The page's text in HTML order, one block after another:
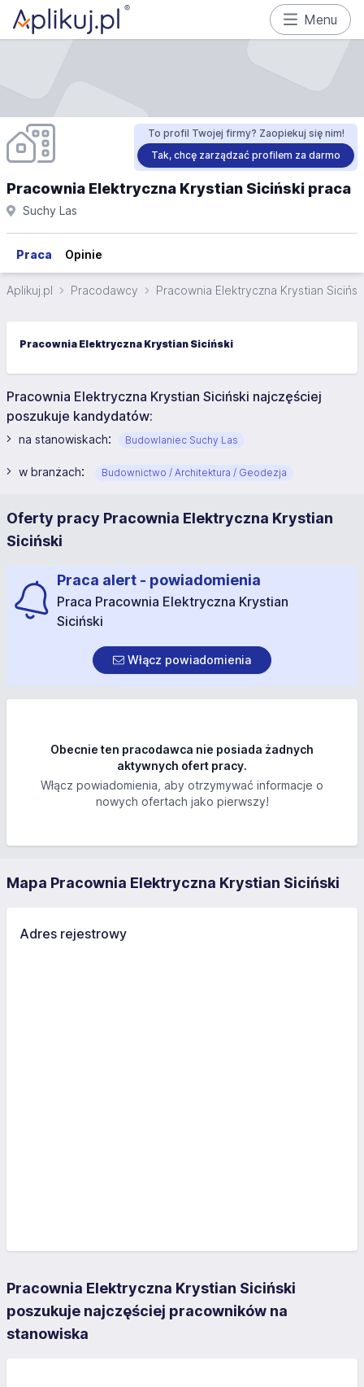
Menu
To profil Twojej firmy? Zaopiekuj się nim!
Tak, chcę zarządzać profilem za darmo
Pracownia Elektryczna Krystian Siciński praca
Suchy Las
Praca Opinie
Aplikuj.pl Pracodawcy Pracownia Elektryczna Krystian
Pracownia Elektryczna Krystian Siciński
Pracownia Elektryczna Krystian Siciński najczęściej
poszukuje kandydatów:
na stanowiskach: Budowlaniec Suchy Las
w branżach: Budownictwo / Architektura / Geodezja
Oferty pracy Pracownia Elektryczna Krystian
Siciński
Praca alert - powiadomienia
Praca Pracownia Elektryczna Krystian
Siciński
Włącz powiadomienia
Obecnie ten pracodawca nie posiada żadnych
aktywnych ofert pracy.
Włącz powiadomienia, aby otrzymywać informacje o
nowych ofertach jako pierwszy!
Mapa Pracownia Elektryczna Krystian Siciński
Adres rejestrowy
Pracownia Elektryczna Krystian Siciński
poszukuje najczęściej pracowników na
stanowiska